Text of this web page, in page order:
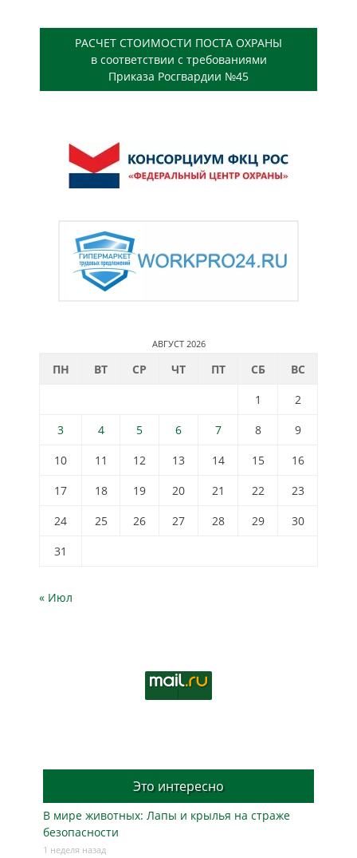
РАСЧЕТ СТОИМОСТИ ПОСТА ОХРАНЫ
в соответствии с требованиями
Приказа Росгвардии №45
АВГУСТ 2026
ПН ВТ СР ЧТ ПТ СБ
ВС
1
2
3
4 5 6 7 8
9
10
11 12 13 14 15
16
17
18 19 20 21 22
23
24
25 26 27 28 29
30
31
« Июл
Это интересно
В мире животных: Лапы и крылья на страже
безопасности
1 неделя назад